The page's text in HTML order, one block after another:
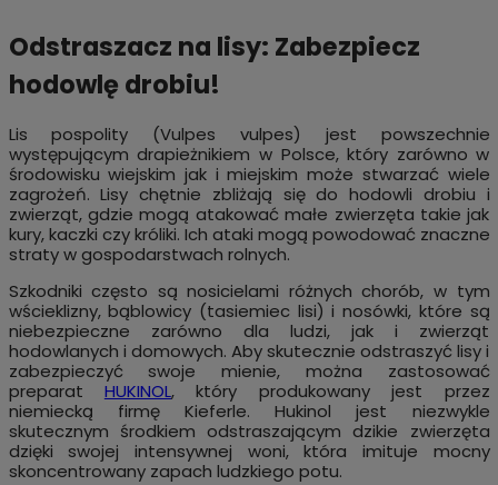
Odstraszacz na lisy: Zabezpiecz
hodowlę drobiu!
Lis pospolity (Vulpes vulpes) jest powszechnie
występującym drapieżnikiem w Polsce, który zarówno w
środowisku wiejskim jak i miejskim może stwarzać wiele
zagrożeń. Lisy chętnie zbliżają się do hodowli drobiu i
zwierząt, gdzie mogą atakować małe zwierzęta takie jak
kury, kaczki czy króliki. Ich ataki mogą powodować znaczne
straty w gospodarstwach rolnych.
Szkodniki często są nosicielami różnych chorób, w tym
wścieklizny, bąblowicy (tasiemiec lisi) i nosówki, które są
niebezpieczne zarówno dla ludzi, jak i zwierząt
hodowlanych i domowych. Aby skutecznie odstraszyć lisy i
zabezpieczyć swoje mienie, można zastosować
preparat HUKINOL, który produkowany jest przez
niemiecką firmę Kieferle. Hukinol jest niezwykle
skutecznym środkiem odstraszającym dzikie zwierzęta
dzięki swojej intensywnej woni, która imituje mocny
skoncentrowany zapach ludzkiego potu.